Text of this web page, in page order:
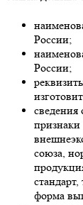
России;
России;
союза,
форма